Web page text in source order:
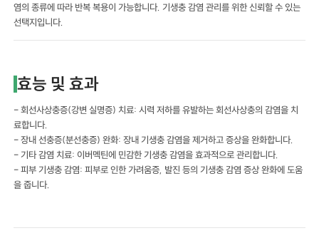
염의 종류에 따라 반복 복용이 가능합니다. 기생충 감염 관리를 위한 신뢰할 수 있는
선택지입니다.
효능 및 효과
- 회선사상충증(강변 실명증) 치료: 시력 저하를 유발하는 회선사상충의 감염을 치
료합니다.
- 장내 선충증(분선충증) 완화: 장내 기생충 감염을 제거하고 증상을 완화합니다.
- 기타 감염 치료: 이버멕틴에 민감한 기생충 감염을 효과적으로 관리합니다.
- 피부 기생충 감염: 피부로 인한 가려움증, 발진 등의 기생충 감염 증상 완화에 도움
을 줍니다.